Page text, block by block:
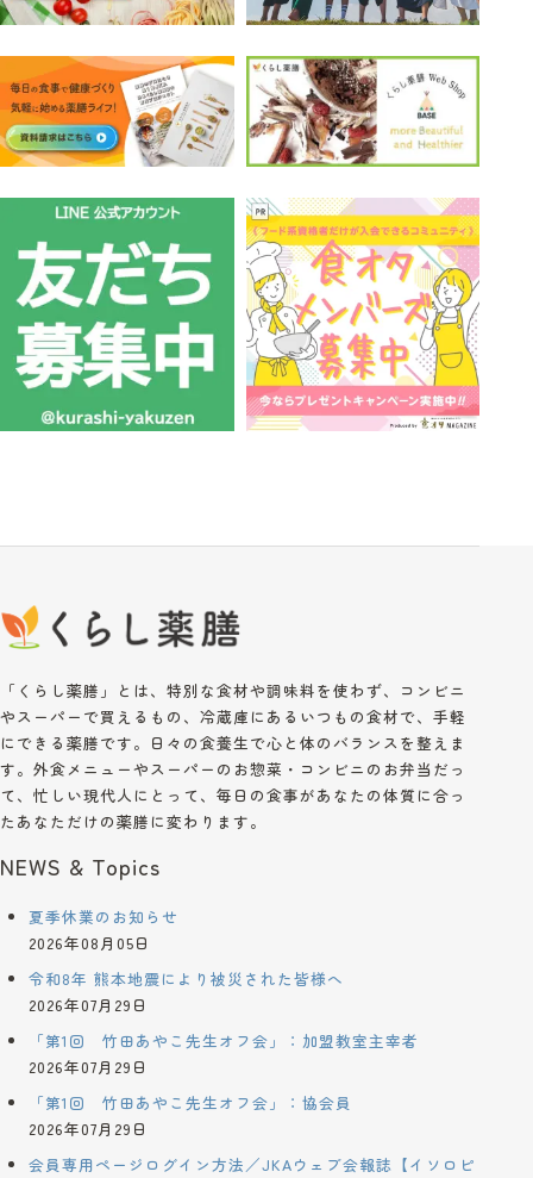
「くらし薬膳」とは、特別な食材や調味料を使わず、コンビニ
やスーパーで買えるもの、冷蔵庫にあるいつもの食材で、手軽
にできる薬膳です。日々の食養生で心と体のバランスを整えま
す。外食メニューやスーパーのお惣菜・コンビニのお弁当だっ
て、忙しい現代人にとって、毎日の食事があなたの体質に合っ
たあなただけの薬膳に変わります。
NEWS & Topics
夏季休業のお知らせ
2026年08月05日
令和8年 熊本地震により被災された皆様へ
2026年07月29日
「第1回 竹田あやこ先生オフ会」：加盟教室主宰者
2026年07月29日
「第1回 竹田あやこ先生オフ会」：協会員
2026年07月29日
会員専用ページログイン方法／JKAウェブ会報誌【イソロピ